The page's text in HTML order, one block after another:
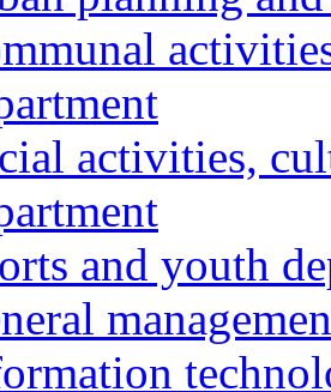
activities,
and youth